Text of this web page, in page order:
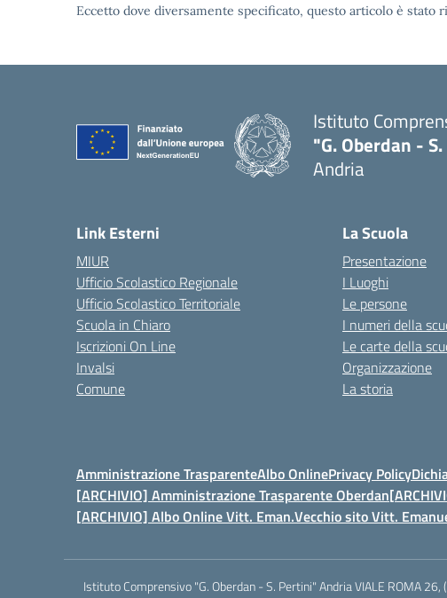
Eccetto dove diversamente specificato, questo articolo è
Istituto
"G. Oberdan -
Andria
Link Esterni
MIUR
Ufficio Scolastico Regionale
Ufficio Scolastico Territoriale
Scuola in Chiaro
Iscrizioni On Line
Invalsi
Comune
La Scuola
Presentazione
I Luoghi
Le persone
I numeri della
Le carte della
Organizzazione
La storia
Amministrazione TrasparenteAlbo OnlinePrivacy Policy
[ARCHIVIO] Amministrazione Trasparente Oberdan
[ARCHIVIO] Albo Online Vitt. Eman.Vecchio sito Vitt.
Istituto Comprensivo "G. Oberdan - S. Pertini" Andria VIALE ROMA